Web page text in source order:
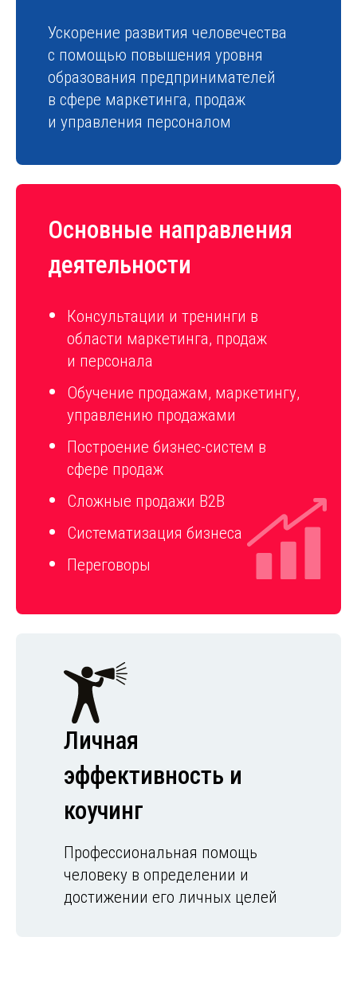
Ускорение развития человечества
с помощью повышения уровня
образования предпринимателей
в сфере маркетинга, продаж
и управления персоналом
Основные направления
деятельности
Консультации и тренинги в
области маркетинга, продаж
и персонала
Обучение продажам, маркетингу,
управлению продажами
Построение бизнес-систем в
сфере продаж
Сложные продажи B2B
Систематизация бизнеса
Переговоры
Личная
эффективность и
коучинг
Профессиональная помощь
человеку в определении и
достижении его личных целей